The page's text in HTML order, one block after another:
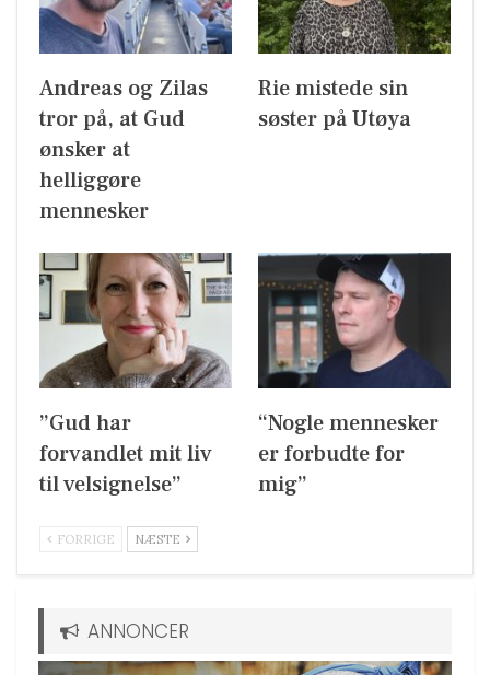
Andreas og Zilas
tror på, at Gud
ønsker at
helliggøre
mennesker
Rie mistede sin
søster på Utøya
”Gud har
forvandlet mit liv
til velsignelse”
“Nogle mennesker
er forbudte for
mig”
FORRIGE NÆSTE
ANNONCER